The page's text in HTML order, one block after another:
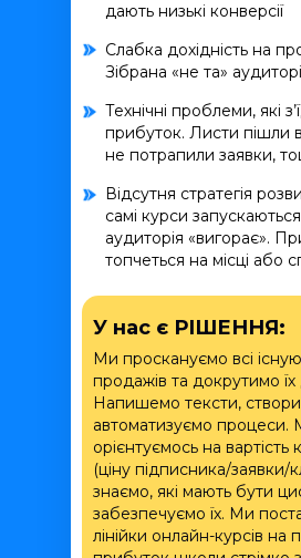
У нас є РІШЕННЯ:
Ми проскануємо всі
продажів та докрутимо їх
Напишемо тексти,
автоматизуємо процеси.
орієнтуємось на
(ціну підписника/заявки/
знаємо, які мають бути
забезпечуємо їх. Ми
лінійки онлайн-курсів на
дають низькі конверсії
Слабка дохідність на
Зібрана «не та»
Технічні проблеми, які
прибуток. Листи пішли
не потрапили заявки,
Відсутня стратегія
самі курси
аудиторія «вигорає».
топчеться на місці або